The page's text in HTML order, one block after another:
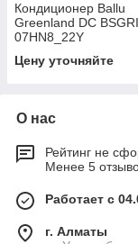
Кондиционер Ballu
Greenland DC
07HN8_22Y
Цену уточняйте
О нас
Рейтинг не
Менее 5
Работает с
г. Алматы